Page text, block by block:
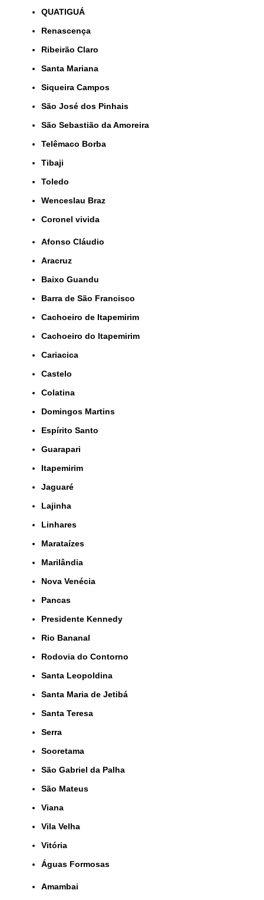
QUATIGUÁ
Renascença
Ribeirão Claro
Santa Mariana
Siqueira Campos
São José dos Pinhais
São Sebastião da Amoreira
Telêmaco Borba
Tibaji
Toledo
Wenceslau Braz
coronel vivida
Afonso Cláudio
Aracruz
Baixo Guandu
Barra de São Francisco
Cachoeiro de Itapemirim
Cachoeiro do Itapemirim
Cariacica
Castelo
Colatina
Domingos Martins
Espírito Santo
Guarapari
Itapemirim
Jaguaré
Lajinha
Linhares
Marataízes
Marilândia
Nova Venécia
Pancas
Presidente Kennedy
Rio Bananal
Rodovia do Contorno
Santa Leopoldina
Santa Maria de Jetibá
Santa Teresa
Serra
Sooretama
São Gabriel da Palha
São Mateus
Viana
Vila Velha
Vitória
Águas Formosas
Amambai